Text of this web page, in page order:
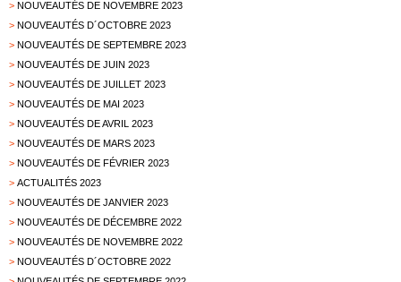
> NOUVEAUTÉS DE NOVEMBRE 2023
> NOUVEAUTÉS D´OCTOBRE 2023
> NOUVEAUTÉS DE SEPTEMBRE 2023
> NOUVEAUTÉS DE JUIN 2023
> NOUVEAUTÉS DE JUILLET 2023
> NOUVEAUTÉS DE MAI 2023
> NOUVEAUTÉS DE AVRIL 2023
> NOUVEAUTÉS DE MARS 2023
> NOUVEAUTÉS DE FÉVRIER 2023
> ACTUALITÉS 2023
> NOUVEAUTÉS DE JANVIER 2023
> NOUVEAUTÉS DE DÉCEMBRE 2022
> NOUVEAUTÉS DE NOVEMBRE 2022
> NOUVEAUTÉS D´OCTOBRE 2022